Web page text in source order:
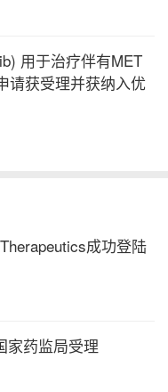
式会社（"武田"）
发的任何书面或口
简报和与此有关的
司法管辖区征集任
本新闻稿公开发售
国《1933年证券
豁免，否则不得在
收者提供资讯参考
购、处置或任何其
用于治疗伴有MET
请获受理并获纳入优
成功登陆
家药监局受理